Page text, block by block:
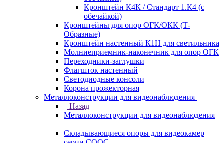
Кронштейн К4К / Стандарт 1.К4 (с
обечайкой)
Кронштейны для опор ОГК/ОКК (Т-
Образные)
Кронштейн настенный К1Н для светильника
Молниеприемник-наконечник для опор ОГК
Переходники-заглушки
Флагшток настенный
Светодиодные консоли
Корона прожекторная
Металлоконструкции для видеонаблюдения
Назад
Металлоконструкции для видеонаблюдения
Складывающиеся опоры для видеокамер